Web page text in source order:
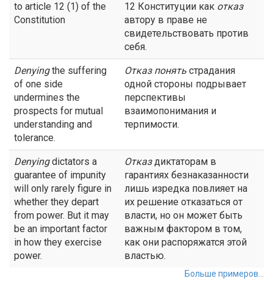
to article 12 (1) of the
Constitution
12 Конституции как отказ
автору в праве не
свидетельствовать против
себя.
Denyingthe suffering
of one side
undermines the
prospects for mutual
understanding and
tolerance.
Отказпонять страдания
одной стороны подрывает
перспективы
взаимопонимания и
терпимости.
Denyingdictators a
guarantee of impunity
will only rarely figure in
whether they depart
from power. But it may
be an important factor
in how they exercise
power.
Отказдиктаторам в
гарантиях безнаказанности
лишь изредка повлияет на
их решение отказаться от
власти, но он может быть
важным фактором в том,
как они распоряжатся этой
властью.
Больше примеров...